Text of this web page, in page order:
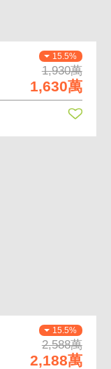
15.5%
1,930萬
1,630萬
15.5%
2,588萬
2,188萬